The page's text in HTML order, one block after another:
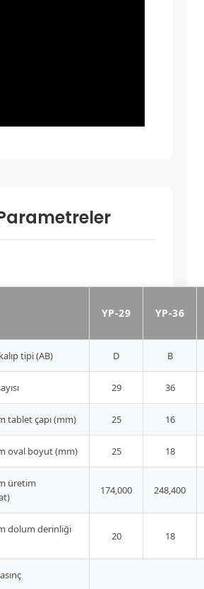
YP-29 YP-36
tipi (AB) D B
29 36
tablet çapı (mm) 25 16
oval boyut (mm) 25 18
üretim
174,000 248,400
dolum derinliği
20 18